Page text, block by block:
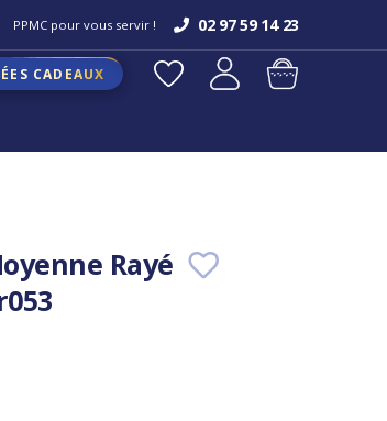
PPMC pour vous servir ! 02 97 59 14 23
CADEAUX
Rayé